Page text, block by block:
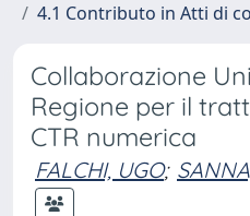
4.1 Contributo in Atti di
Collaborazione
Regione per il
CTR numerica
FALCHI, UGO;